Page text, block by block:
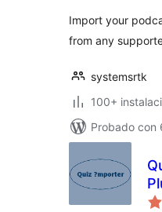
Import your
from any
systemsrtk
100+
Probado con